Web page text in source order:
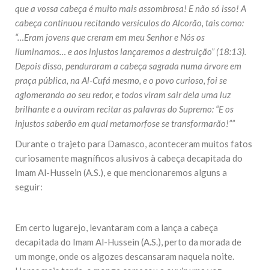
que a vossa cabeça é muito mais assombrosa! E não só isso! A
cabeça continuou recitando versículos do Alcorão, tais como:
“…Eram jovens que creram em meu Senhor e Nós os
iluminamos… e aos injustos lançaremos a destruição” (18:13).
Depois disso, penduraram a cabeça sagrada numa árvore em
praça pública, na Al-Cufá mesmo, e o povo curioso, foi se
aglomerando ao seu redor, e todos viram sair dela uma luz
brilhante e a ouviram recitar as palavras do Supremo: “E os
injustos saberão em qual metamorfose se transformarão!””
Durante o trajeto para Damasco, aconteceram muitos fatos
curiosamente magníficos alusivos à cabeça decapitada do
Imam Al-Hussein (A.S.), e que mencionaremos alguns a
seguir:
Em certo lugarejo, levantaram com a lança a cabeça
decapitada do Imam Al-Hussein (A.S.), perto da morada de
um monge, onde os algozes descansaram naquela noite.